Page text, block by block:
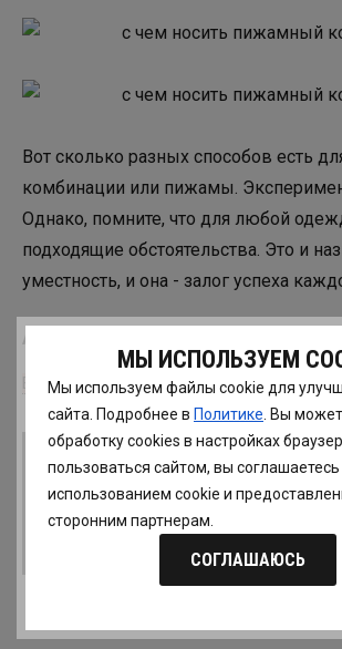
МЫ ИСПОЛЬЗУЕМ
Мы используем файлы cookie для
сайта. Подробнее в Политике . Вы
обработку сookies в настройках
пользоваться сайтом, вы соглашаетесь
использованием cookie и
сторонним партнерам.
СОГЛАШАЮСЬ
Вот сколько разных способов есть
комбинации или пижамы.
Однако, помните, что для любой
подходящие обстоятельства. Это и
уместность, и она - залог успеха
Автор: Татьяна Тимофеева
Все статьи Татьяны
Понравилась статья? Расскажи